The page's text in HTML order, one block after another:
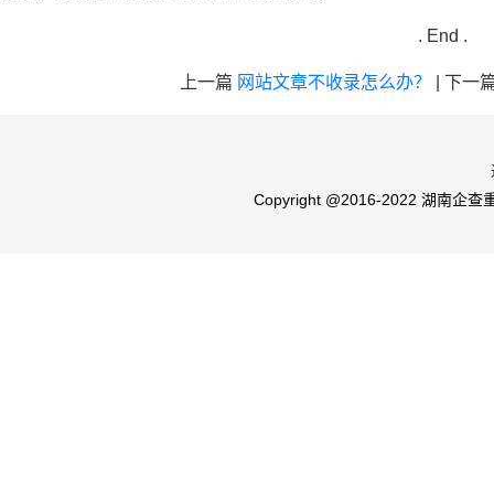
. End .
上一篇 网站文章不收录怎么办？ 下一
Copyright @2016-2022 湖南企查